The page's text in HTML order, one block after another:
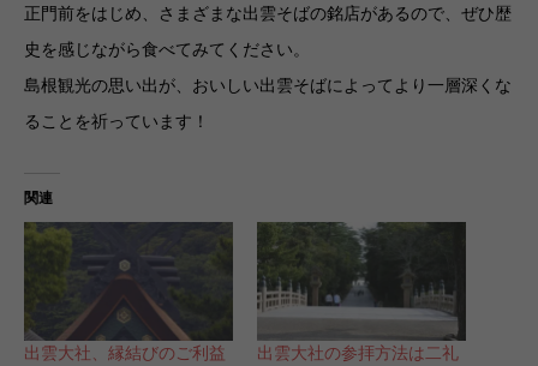
正門前をはじめ、さまざまな出雲そばの銘店があるので、ぜひ歴
史を感じながら食べてみてください。
島根観光の思い出が、おいしい出雲そばによってより一層深くな
ることを祈っています！
関連
出雲大社、縁結びのご利益
出雲大社の参拝方法は二礼